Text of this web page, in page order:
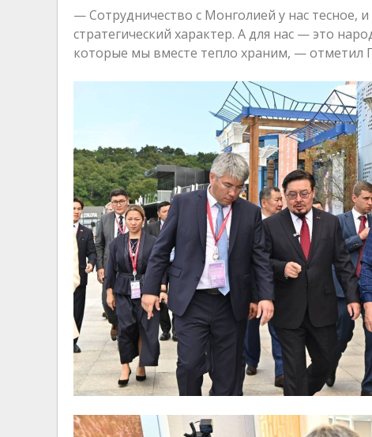
— Сотрудничество с Монголией у нас
стратегический характер. А для нас — это
которые мы вместе тепло храним, — отметил